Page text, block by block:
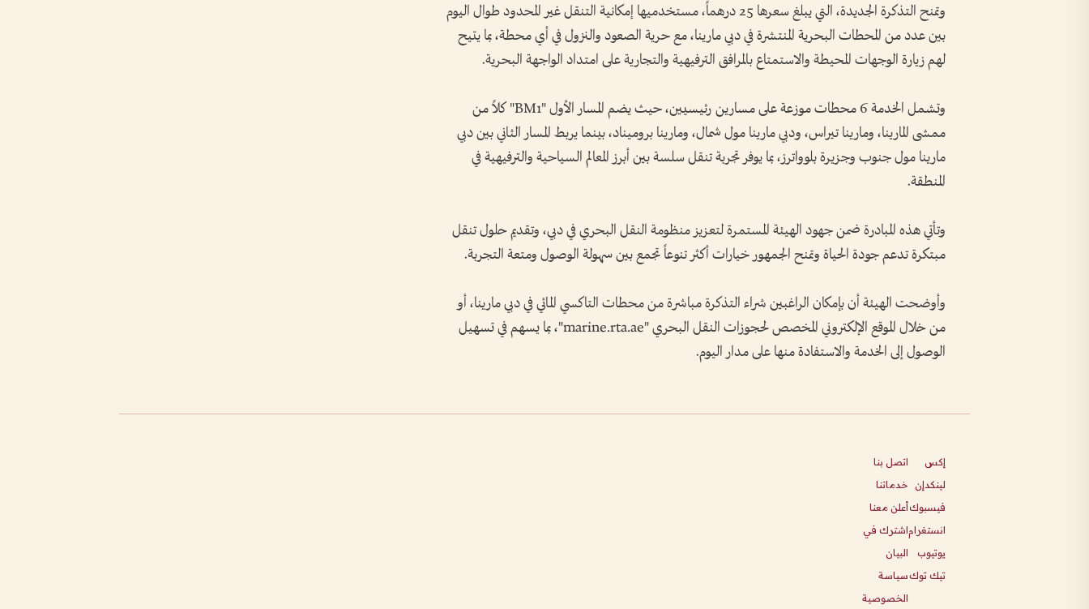
وتمنح التذكرة الجديدة، التي يبلغ سعرها 25 درهماً، مستخدميها إمكانية التنقل غير المحدود طوال اليوم
بين عدد من المحطات البحرية المنتشرة في دبي مارينا، مع حرية الصعود والنزول في أي محطة، بما يتيح
لهم زيارة الوجهات المحيطة والاستمتاع بالمرافق الترفيهية والتجارية على امتداد الواجهة البحرية.
وتشمل الخدمة 6 محطات موزعة على مسارين رئيسيين، حيث يضم المسار الأول "BM1" كلاً من
ممشى المارينا، ومارينا تيراس، ودبي مارينا مول شمال، ومارينا بروميناد، بينما يربط المسار الثاني بين دبي
مارينا مول جنوب وجزيرة بلوواترز، بما يوفر تجربة تنقل سلسة بين أبرز المعالم السياحية والترفيهية في
المنطقة.
وتأتي هذه المبادرة ضمن جهود الهيئة المستمرة لتعزيز منظومة النقل البحري في دبي، وتقديم حلول تنقل
مبتكرة تدعم جودة الحياة وتمنح الجمهور خيارات أكثر تنوعاً تجمع بين سهولة الوصول ومتعة التجربة.
وأوضحت الهيئة أن بإمكان الراغبين شراء التذكرة مباشرة من محطات التاكسي المائي في دبي مارينا، أو
من خلال الموقع الإلكتروني المخصص لحجوزات النقل البحري "marine.rta.ae"، بما يسهم في تسهيل
الوصول إلى الخدمة والاستفادة منها على مدار اليوم.
إكس
لينكدإن
فيسبوك
انستغرام
يوتيوب
تيك توك
اتصل بنا
خدماتنا
أعلن معنا
اشترك في
البيان
سياسة
الخصوصية